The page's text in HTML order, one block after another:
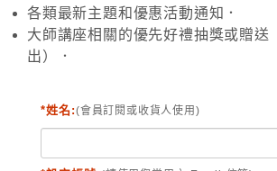
各類最新主題和優惠活動通知．
大師講座相關的優先好禮抽獎或贈送
出）．
*姓名:(會員訂閱或收貨人使用)